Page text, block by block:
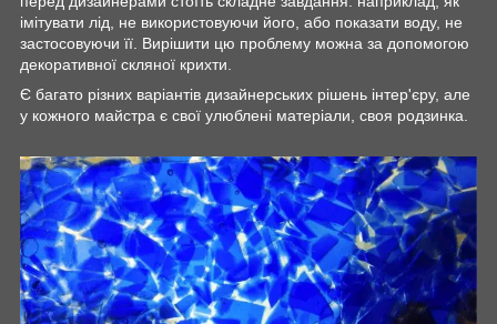
імітувати лід, не використовуючи його, або показати воду, не
застосовуючи її. Вирішити цю проблему можна за допомогою
декоративної скляної крихти.
Є багато різних варіантів дизайнерських рішень інтер'єру, але
у кожного майстра є свої улюблені матеріали, своя родзинка.